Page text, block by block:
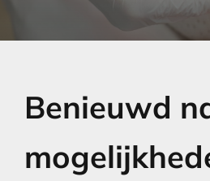
Benieuwd